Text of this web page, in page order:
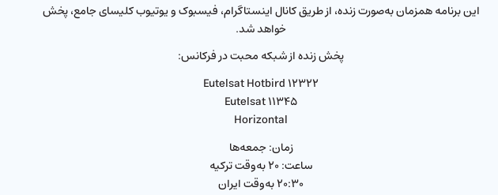
این برنامه همزمان به‌صورت زنده، از طریق کانال اینستاگرام، فیسبوک و یوتیوب کلیسای جامع، پخش
خواهد شد.
پخش زنده از شبکه محبت در فرکانس:
Eutelsat Hotbird ۱۲۳۲۲
Eutelsat ۱۱۳۴۵
Horizontal
زمان: جمعه‌ها
ساعت: ۲۰ به‌وقت ترکیه
۲۰:۳۰ به‌وقت ایران